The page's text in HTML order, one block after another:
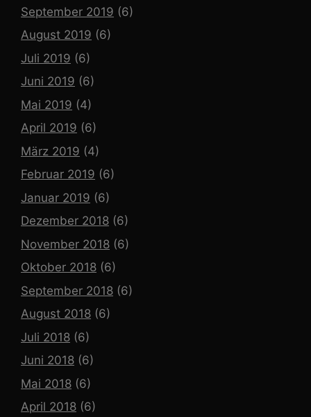
September 2019 (6)
August 2019 (6)
Juli 2019 (6)
Juni 2019 (6)
Mai 2019 (4)
April 2019 (6)
März 2019 (4)
Februar 2019 (6)
Januar 2019 (6)
Dezember 2018 (6)
November 2018 (6)
Oktober 2018 (6)
September 2018 (6)
August 2018 (6)
Juli 2018 (6)
Juni 2018 (6)
Mai 2018 (6)
April 2018 (6)